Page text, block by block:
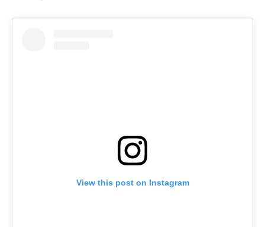
View this post on Instagram